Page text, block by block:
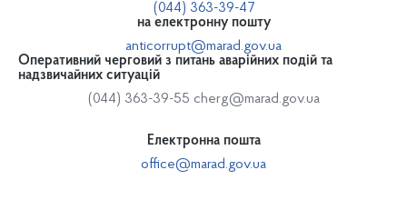
(044) 363-39-47
на електронну пошту
anticorrupt@marad.gov.ua
Оперативний черговий з питань аварійних подій та
надзвичайних ситуацій
(044) 363-39-55 cherg@marad.gov.ua
Електронна пошта
office@marad.gov.ua